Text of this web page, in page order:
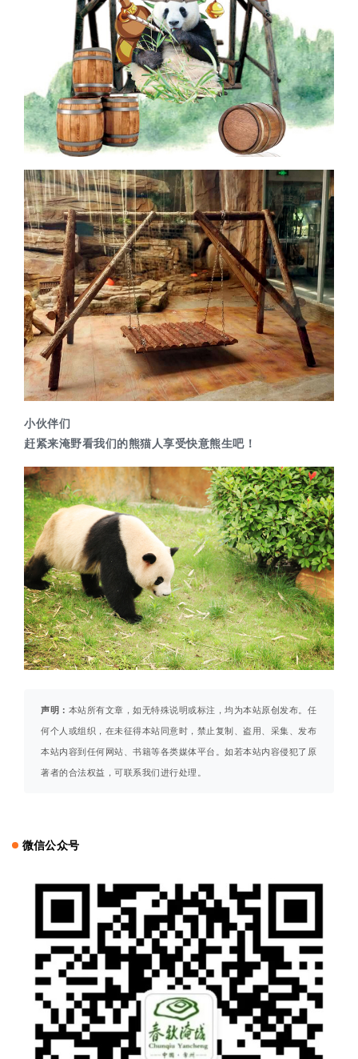
小伙伴们
赶紧来淹野看我们的熊猫人享受快意熊生吧！
声明： 本站所有文章，如无特殊说明或标注，均为本站原创发布。任
何个人或组织，在未征得本站同意时，禁止复制、盗用、采集、发布
本站内容到任何网站、书籍等各类媒体平台。如若本站内容侵犯了原
著者的合法权益，可联系我们进行处理。
微信公众号